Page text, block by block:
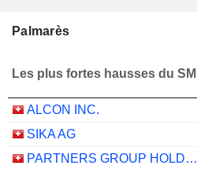
Palmarès
Les plus fortes hausses du SMI
ALCON INC.
SIKA AG
PARTNERS GROUP HOLDING AG